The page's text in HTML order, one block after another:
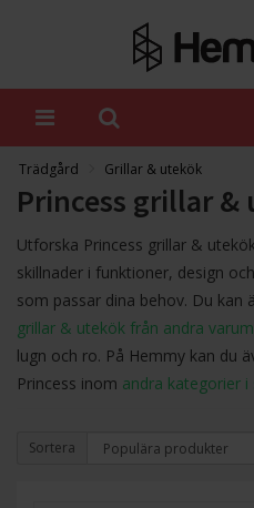
Trädgård Grillar & utekök
Princess grillar &
Utforska Princess grillar &
skillnader i funktioner, design
som passar dina behov. Du kan
grillar & utekök från andra
lugn och ro. På Hemmy kan du
Princess inom andra kategorier
Sortera